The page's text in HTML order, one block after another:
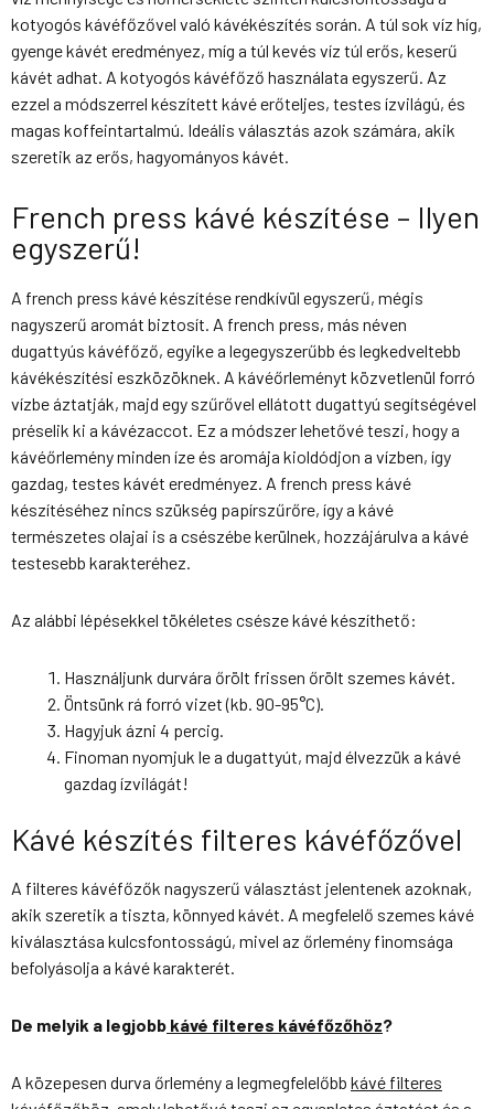
kotyogós kávéfőzővel való kávékészítés során. A túl sok víz híg,
gyenge kávét eredményez, míg a túl kevés víz túl erős, keserű
kávét adhat. A kotyogós kávéfőző használata egyszerű. Az
ezzel a módszerrel készített kávé erőteljes, testes ízvilágú, és
magas koffeintartalmú. Ideális választás azok számára, akik
szeretik az erős, hagyományos kávét.
French press kávé készítése – Ilyen
egyszerű!
A french press kávé készítése rendkívül egyszerű, mégis
nagyszerű aromát biztosít. A french press, más néven
dugattyús kávéfőző, egyike a legegyszerűbb és legkedveltebb
kávékészítési eszközöknek. A kávéőrleményt közvetlenül forró
vízbe áztatják, majd egy szűrővel ellátott dugattyú segítségével
préselik ki a kávézaccot. Ez a módszer lehetővé teszi, hogy a
kávéőrlemény minden íze és aromája kioldódjon a vízben, így
gazdag, testes kávét eredményez. A french press kávé
készítéséhez nincs szükség papírszűrőre, így a kávé
természetes olajai is a csészébe kerülnek, hozzájárulva a kávé
testesebb karakteréhez.
Az alábbi lépésekkel tökéletes csésze kávé készíthető:
Használjunk durvára őrölt frissen őrölt szemes kávét.
Öntsünk rá forró vizet (kb. 90-95°C).
Hagyjuk ázni 4 percig.
Finoman nyomjuk le a dugattyút, majd élvezzük a kávé
gazdag ízvilágát!
Kávé készítés filteres kávéfőzővel
A filteres kávéfőzők nagyszerű választást jelentenek azoknak,
akik szeretik a tiszta, könnyed kávét. A megfelelő szemes kávé
kiválasztása kulcsfontosságú, mivel az őrlemény finomsága
befolyásolja a kávé karakterét.
De melyik a legjobb kávé filteres kávéfőzőhöz?
A közepesen durva őrlemény a legmegfelelőbb kávé filteres